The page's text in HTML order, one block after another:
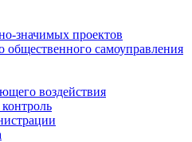
значимых проектов
общественного самоуправления
воздействия